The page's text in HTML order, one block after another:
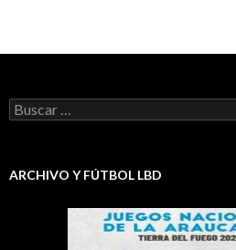
Buscar:
ARCHIVO Y FÚTBOL LBD